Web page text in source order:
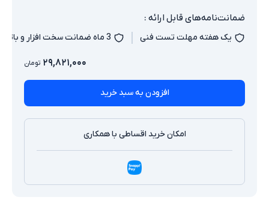
ضمانت‌نامه‌های قابل ارائه :
یک هفته مهلت تست فنی 3 ماه ضمانت سخت افزار و باتری
۲۹,۸۲۱,۰۰۰ تومان
افزودن به سبد خرید
امکان خرید اقساطی با همکاری